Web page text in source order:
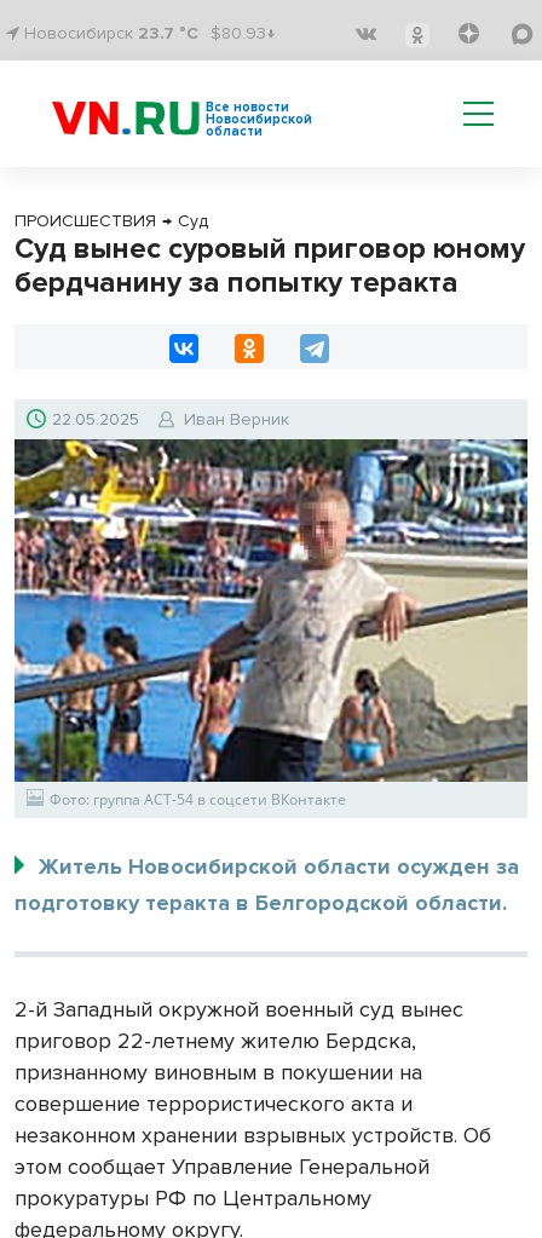
Новосибирск 23.7 °C $80.93↓
Все новости
Новосибирской
области
ПРОИСШЕСТВИЯ → Суд
Суд вынес суровый приговор юному
бердчанину за попытку теракта
22.05.2025 Иван Верник
Фото: группа АСТ-54 в соцсети ВКонтакте
Житель Новосибирской области осужден за
подготовку теракта в Белгородской области.
2-й Западный окружной военный суд вынес
приговор 22-летнему жителю Бердска,
признанному виновным в покушении на
совершение террористического акта и
незаконном хранении взрывных устройств. Об
этом сообщает Управление Генеральной
прокуратуры РФ по Центральному
федеральному округу.